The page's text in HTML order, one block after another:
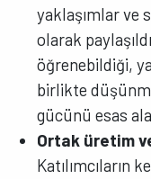
yaklaşımlar ve
olarak
öğrenebildiği,
birlikte
gücünü esas
Ortak üretim
Katılımcıların